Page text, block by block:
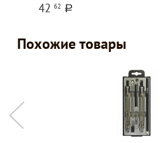
42 62 a
Похожие товары